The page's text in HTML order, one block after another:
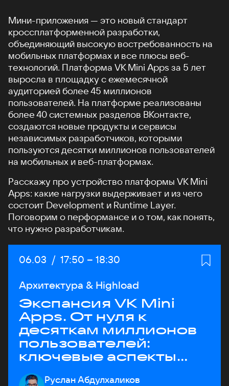
Мини-приложения — это новый стандарт
кроссплатформенной разработки,
объединяющий высокую востребованность на
мобильных платформах и все плюсы веб-
технологий. Платформа VK Mini Apps за 5 лет
выросла в площадку с ежемесячной
аудиторией более 45 миллионов
пользователей. На платформе реализованы
более 40 системных разделов ВКонтакте,
создаются новые продукты и сервисы
независимых разработчиков, которыми
пользуются десятки миллионов пользователей
на мобильных и веб-платформах.
Расскажу про устройство платформы VK Mini
Apps: какие нагрузки выдерживает и из чего
состоит Development и Runtime Layer.
Поговорим о перформансе и о том, как понять,
что нужно разработчикам.
Дата:
06.03 / Начало:
17:50 – Конец:
18:30
Архитектура & Highload
Экспансия VK Mini
Apps. От нуля к
десяткам миллионов
пользователей:
ключевые аспекты
архитектуры
Руслан Абдулхаликов